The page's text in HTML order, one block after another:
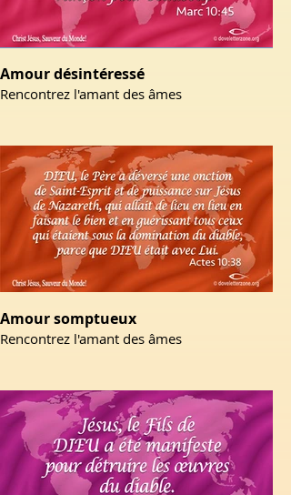
Amour désintéressé
Rencontrez l'amant des âmes
Amour somptueux
Rencontrez l'amant des âmes